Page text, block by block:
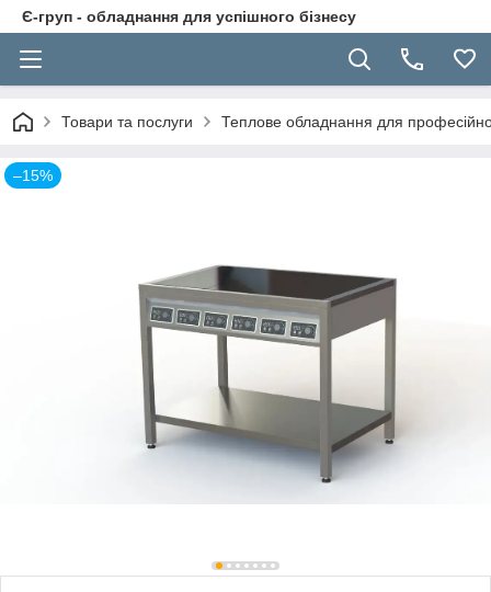
Є-груп - обладнання для успішного бізнесу
Товари та послуги Теплове обладнання для
–15%